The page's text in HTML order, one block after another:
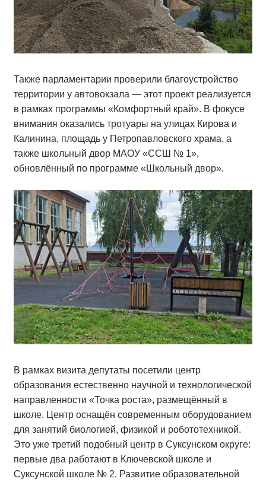
Также парламентарии проверили благоустройство
территории у автовокзала — этот проект реализуется
в рамках программы «Комфортный край». В фокусе
внимания оказались тротуары на улицах Кирова и
Калинина, площадь у Петропавловского храма, а
также школьный двор МАОУ «ССШ № 1»,
обновлённый по программе «Школьный двор».
В рамках визита депутаты посетили центр
образования естественно научной и технологической
направленности «Точка роста», размещённый в
школе. Центр оснащён современным оборудованием
для занятий биологией, физикой и робототехникой.
Это уже третий подобный центр в Суксунском округе:
первые два работают в Ключевской школе и
Суксунской школе № 2. Развитие образовательной